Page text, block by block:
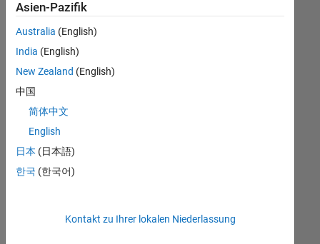
noch
keine
offenen
Stellen
können,
die
Ihren
entsprechen,
werden
unseres
Asien-Pazifik
Australia (English)
India (English)
New Zealand (English)
中国
简体中文
English
日本 (日本語)
한국 (한국어)
Kontakt zu Ihrer lokalen Niederlassung